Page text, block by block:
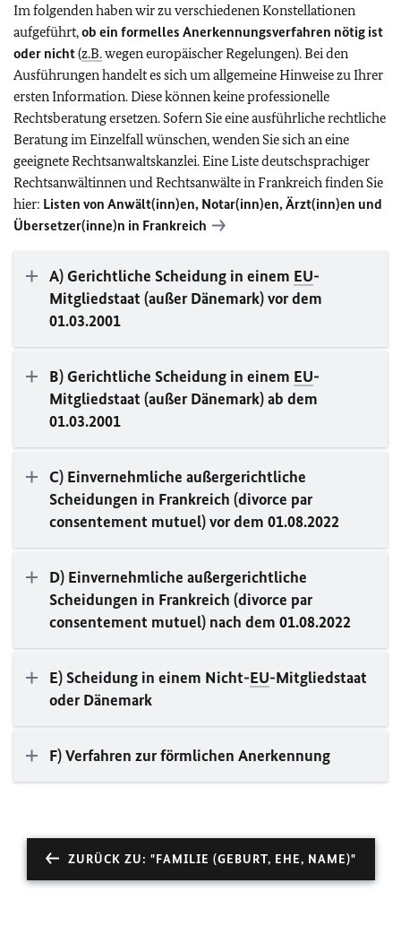
Im folgenden haben wir zu verschiedenen Konstellationen
aufgeführt,ob ein formelles Anerkennungsverfahren nötig ist
oder nicht(z.B.wegen europäischer Regelungen). Bei den
Ausführungen handelt es sich um allgemeine Hinweise zu Ihrer
ersten Information. Diese können keine professionelle
Rechtsberatung ersetzen. Sofern Sie eine ausführliche rechtliche
Beratung im Einzelfall wünschen, wenden Sie sich an eine
geeignete Rechtsanwaltskanzlei. Eine Liste deutschsprachiger
Rechtsanwältinnen und Rechtsanwälte in Frankreich finden Sie
hier: Listen von Anwält(inn)en, Notar(inn)en, Ärzt(inn)en und
Übersetzer(inne)n in Frankreich
A) Gerichtliche Scheidung in einem EU-
Mitgliedstaat (außer Dänemark) vor dem
01.03.2001
B) Gerichtliche Scheidung in einem EU-
Mitgliedstaat (außer Dänemark) ab dem
01.03.2001
C) Einvernehmliche außergerichtliche
Scheidungen in Frankreich (divorce par
consentement mutuel) vor dem 01.08.2022
D) Einvernehmliche außergerichtliche
Scheidungen in Frankreich (divorce par
consentement mutuel) nach dem 01.08.2022
E) Scheidung in einem Nicht-EU-Mitgliedstaat
oder Dänemark
F) Verfahren zur förmlichen Anerkennung
ZURÜCK ZU: "FAMILIE (GEBURT, EHE, NAME)"